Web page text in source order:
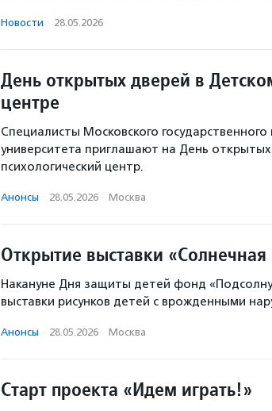
Новости · 28.05.2026
День открытых дверей в
центре
Специалисты Московского государственного
университета приглашают на День
психологический центр.
Анонсы · 28.05.2026 · Москва
Открытие выставки
Накануне Дня защиты детей фонд
выставки рисунков детей с врожденными
Анонсы · 28.05.2026 · Москва
Старт проекта «Идем играть!»